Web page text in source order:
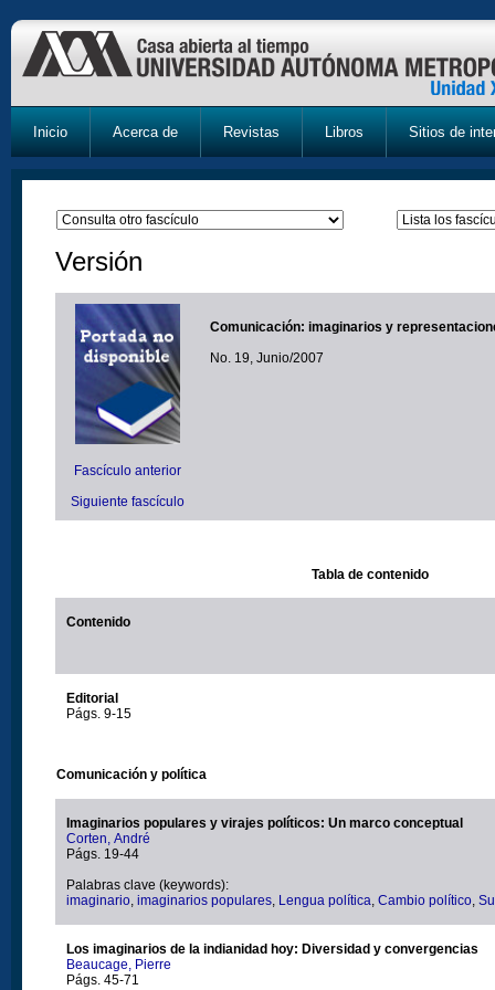
Inicio Acerca de Revistas Libros Sitios de
Versión
Fascículo anterior
Siguiente fascículo
Comunicación: imaginarios y
No. 19, Junio/2007
Tabla de contenido
Contenido
Editorial
Págs. 9-15
Comunicación y política
Imaginarios populares y virajes políticos: Un marco conceptual
Corten, André
Págs. 19-44
Palabras clave (keywords):
imaginario imaginarios populares Lengua política Cambio político
Los imaginarios de la indianidad hoy: Diversidad y convergencias
Beaucage, Pierre
Págs. 45-71